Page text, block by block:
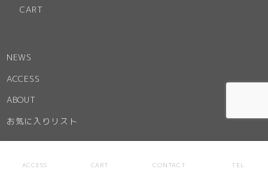
CART
NEWS
ACCESS
ABOUT
お気に入りリスト
ACCESS CART CONTACT TEL